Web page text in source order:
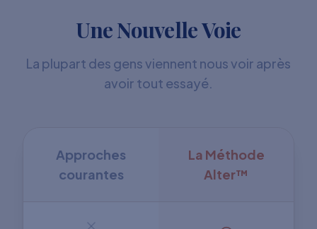
Une Nouvelle Voie
La plupart des gens viennent nous voir après
avoir tout essayé.
Approches
courantes
La Méthode
Alter™